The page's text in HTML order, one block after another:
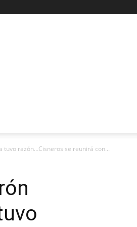
tuvo razón…Cisneros se reunirá con...